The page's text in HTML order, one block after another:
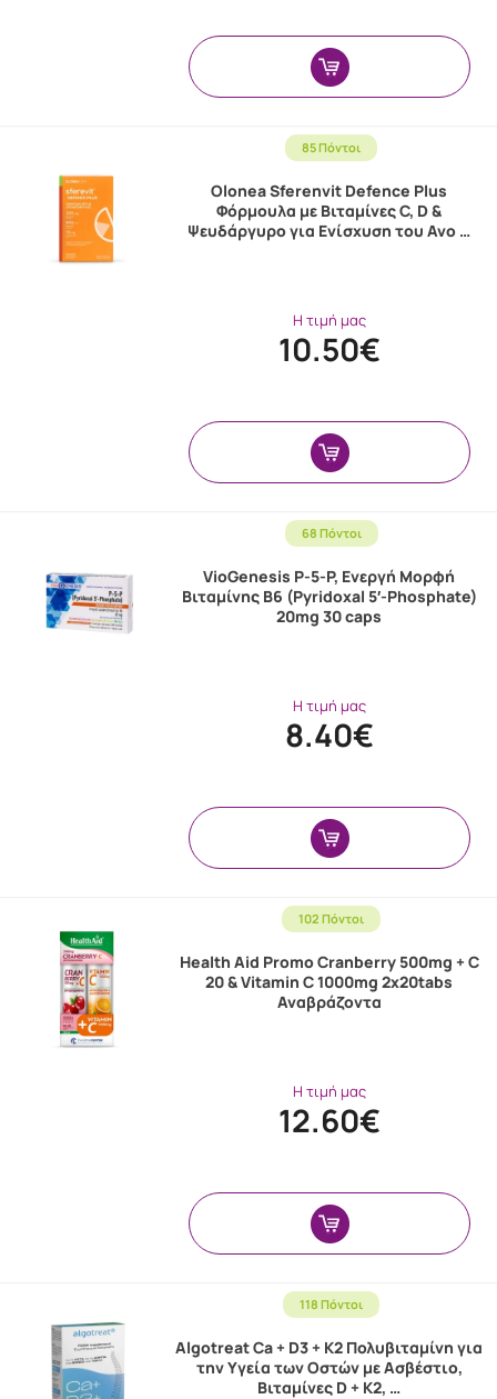
85 Πόντοι
Olonea Sferenvit Defence Plus
Φόρμουλα με Βιταμίνες C, D &
Ψευδάργυρο για Ενίσχυση του Ανο …
Η τιμή μας
10.50€
68 Πόντοι
VioGenesis P-5-P, Ενεργή Μορφή
Βιταμίνης B6 (Pyridoxal 5′-Phosphate)
20mg 30 caps
Η τιμή μας
8.40€
102 Πόντοι
Health Aid Promo Cranberry 500mg + C
20 & Vitamin C 1000mg 2χ20tabs
Αναβράζοντα
Η τιμή μας
12.60€
118 Πόντοι
Algotreat Ca + D3 + K2 Πολυβιταμίνη για
την Υγεία των Οστών με Ασβέστιο,
Βιταμίνες D + K2, …